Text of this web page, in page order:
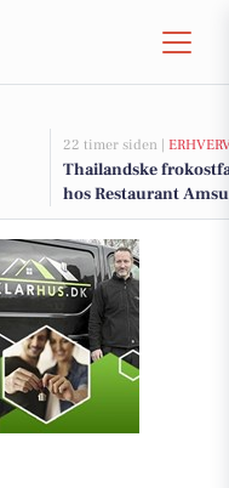
22 timer siden |
Thailandske
hos Restaurant
Bregnhøj: Hyggeligt hus